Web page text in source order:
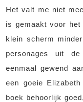
Het valt me niet
is gemaakt voor
klein scherm
personages uit
eenmaal gewend
een goeie
boek behoorlijk